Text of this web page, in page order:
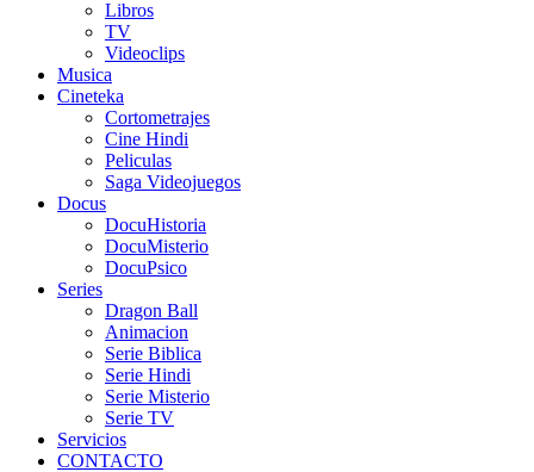
Libros
TV
Videoclips
Musica
Cineteka
Cortometrajes
Cine Hindi
Peliculas
Saga Videojuegos
Docus
DocuHistoria
DocuMisterio
DocuPsico
Series
Dragon Ball
Animacion
Serie Biblica
Serie Hindi
Serie Misterio
Serie TV
Servicios
CONTACTO